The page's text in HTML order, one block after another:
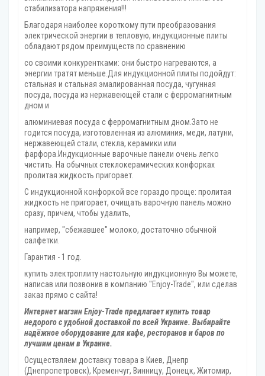
стабилизатора напряжения!!!
Благодаря наиболее короткому пути преобразования
электрической энергии в тепловую, индукционные плиты
обладают рядом преимуществ по сравнению
со своими конкурентками: они быстро нагреваются, а
энергии тратят меньше.Для индукционной плиты подойдут:
стальная и стальная эмалированная посуда, чугунная
посуда, посуда из нержавеющей стали с ферромагнитным
дном и
алюминиевая посуда с ферромагнитным дном.Зато не
годится посуда, изготовленная из алюминия, меди, латуни,
нержавеющей стали, стекла, керамики или
фарфора.Индукционные варочные панели очень легко
чистить. На обычных стеклокерамических конфорках
пролитая жидкость пригорает.
С индукционной конфоркой все гораздо проще: пролитая
жидкость не пригорает, очищать варочную панель можно
сразу, причем, чтобы удалить,
например, "сбежавшее" молоко, достаточно обычной
салфетки.
Гарантия - 1 год.
купить электроплиту настольную индукционную Вы можете,
написав или позвонив в компанию "Enjoy-Trade", или сделав
заказ прямо с сайта!
Интернет магзин Enjoy-Trade предлагает купить товар
недорого с удобной доставкой по всей Украине. Выбирайте
надёжное оборудование для кафе, ресторанов и баров по
лучшим ценам в Украине.
Осуществляем доставку товара в Киев, Днепр
(Днепропетровск), Кременчуг, Винницу, Донецк‎, Житомир,